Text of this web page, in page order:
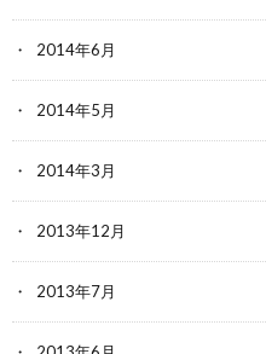
2014年6月
2014年5月
2014年3月
2013年12月
2013年7月